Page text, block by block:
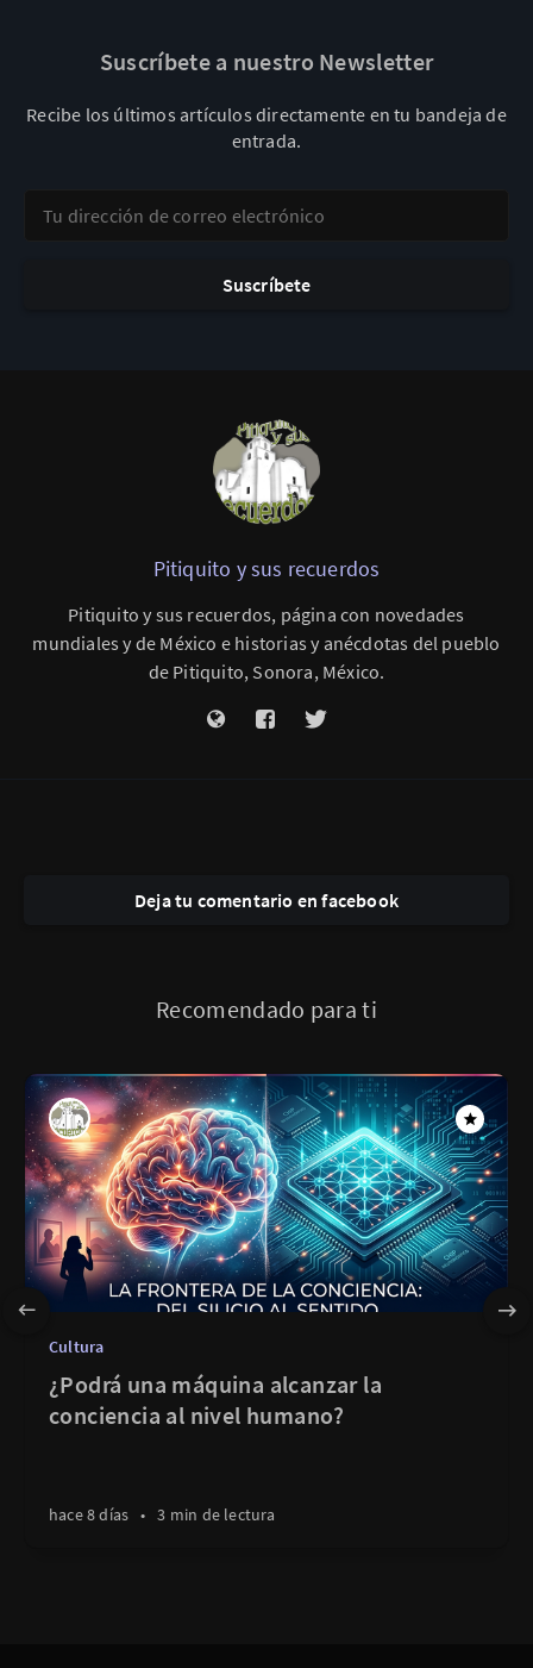
Suscríbete a nuestro Newsletter
Recibe los últimos artículos directamente en tu bandeja de
entrada.
Suscríbete
Pitiquito y sus recuerdos
Pitiquito y sus recuerdos, página con novedades
mundiales y de México e historias y anécdotas del pueblo
de Pitiquito, Sonora, México.
Deja tu comentario en facebook
Recomendado para ti
Cultura
¿Podrá una máquina alcanzar la
conciencia al nivel humano?
hace 8 días • 3 min de lectura